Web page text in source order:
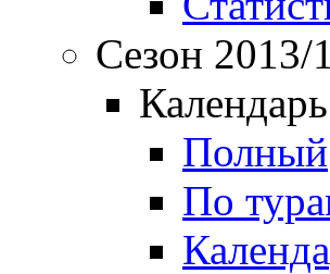
Сезон 2013/
Полный
По